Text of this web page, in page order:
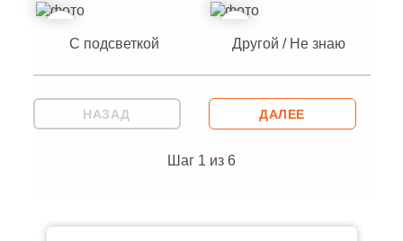
С подсветкой Другой / Не знаю
НАЗАД ДАЛЕЕ
Шаг 1 из 6